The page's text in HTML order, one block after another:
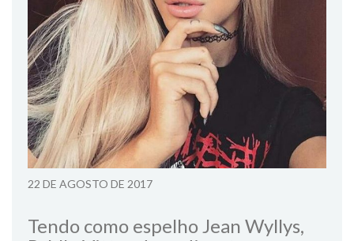
22 DE AGOSTO DE 2017
Tendo como espelho Jean Wyllys,